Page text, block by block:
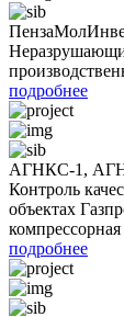
подробнее
АГНКС-1,
Контроль
объектах
подробнее